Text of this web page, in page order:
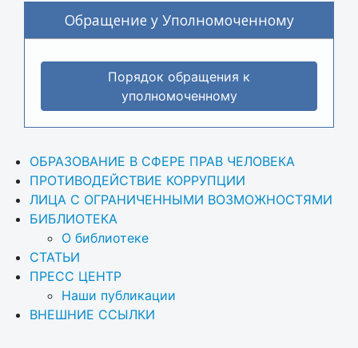
Обращение у Уполномоченному
Порядок обращения к
уполномоченному
ОБРАЗОВАНИЕ В СФЕРЕ ПРАВ ЧЕЛОВЕКА
ПРОТИВОДЕЙСТВИЕ КОРРУПЦИИ
ЛИЦА С ОГРАНИЧЕННЫМИ ВОЗМОЖНОСТЯМИ
БИБЛИОТЕКА
О библиотеке
СТАТЬИ
ПРЕСС ЦЕНТР
Наши публикации
ВНЕШНИЕ ССЫЛКИ